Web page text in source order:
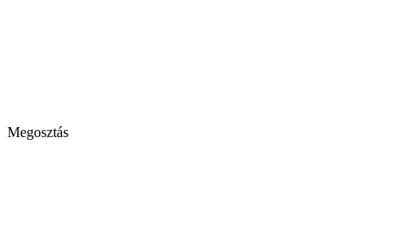
Megosztás